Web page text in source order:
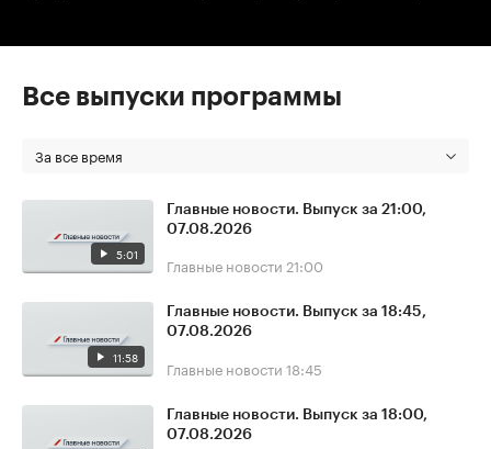
Все выпуски программы
За все время
5:01
Главные новости. Выпуск за 21:00,
07.08.2026
Главные новости 21:00
11:58
Главные новости. Выпуск за 18:45,
07.08.2026
Главные новости 18:45
Главные новости. Выпуск за 18:00,
07.08.2026